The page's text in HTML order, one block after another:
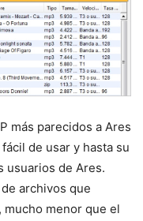
más parecidos a Ares
de usar y hasta su
usuarios de Ares.
archivos que
menor que el